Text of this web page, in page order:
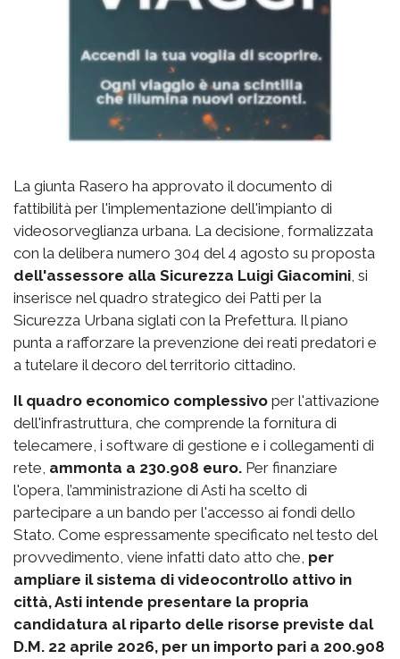
La giunta Rasero ha approvato il documento di
fattibilità per l'implementazione dell'impianto di
videosorveglianza urbana. La decisione, formalizzata
con la delibera numero 304 del 4 agosto su proposta
dell'assessore alla Sicurezza Luigi Giacomini, si
inserisce nel quadro strategico dei Patti per la
Sicurezza Urbana siglati con la Prefettura. Il piano
punta a rafforzare la prevenzione dei reati predatori e
a tutelare il decoro del territorio cittadino.
Il quadro economico complessivo per l'attivazione
dell'infrastruttura, che comprende la fornitura di
telecamere, i software di gestione e i collegamenti di
rete, ammonta a 230.908 euro. Per finanziare
l'opera, l’amministrazione di Asti ha scelto di
partecipare a un bando per l'accesso ai fondi dello
Stato. Come espressamente specificato nel testo del
provvedimento, viene infatti dato atto che, per
ampliare il sistema di videocontrollo attivo in
città, Asti intende presentare la propria
candidatura al riparto delle risorse previste dal
D.M. 22 aprile 2026, per un importo pari a 200.908